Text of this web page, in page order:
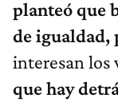
planteó que
de igualdad,
interesan los
que hay